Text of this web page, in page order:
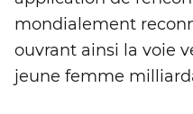
mondialement
ouvrant ainsi la voie
jeune femme